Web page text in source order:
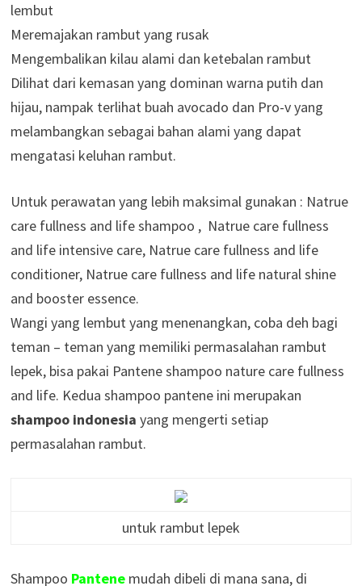
lembut
Meremajakan rambut yang rusak
Mengembalikan kilau alami dan ketebalan rambut
Dilihat dari kemasan yang dominan warna putih dan
hijau, nampak terlihat buah avocado dan Pro-v yang
melambangkan sebagai bahan alami yang dapat
mengatasi keluhan rambut.
Untuk perawatan yang lebih maksimal gunakan : Natrue
care fullness and life shampoo , Natrue care fullness
and life intensive care, Natrue care fullness and life
conditioner, Natrue care fullness and life natural shine
and booster essence.
Wangi yang lembut yang menenangkan, coba deh bagi
teman – teman yang memiliki permasalahan rambut
lepek, bisa pakai Pantene shampoo nature care fullness
and life. Kedua shampoo pantene ini merupakan
shampoo indonesia yang mengerti setiap
permasalahan rambut.
untuk rambut lepek
Shampoo Pantenemudah dibeli di mana sana, di